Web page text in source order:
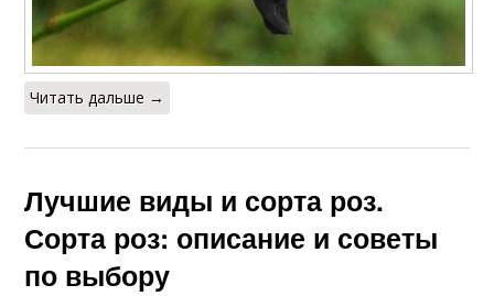
Читать дальше →
Лучшие виды и сорта роз.
Сорта роз: описание и советы
по выбору